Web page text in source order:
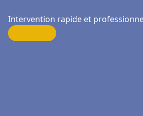
Intervention rapide et